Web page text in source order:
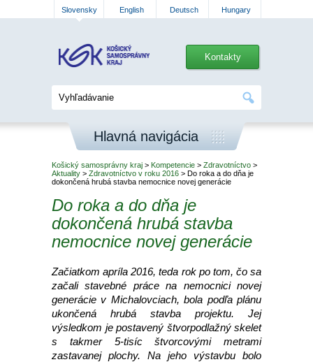
Slovensky English Deutsch Hungary
Kontakty
Hlavná navigácia
Košický samosprávny kraj > Kompetencie > Zdravotníctvo >
Aktuality > Zdravotníctvo v roku 2016 > Do roka a do dňa je
dokončená hrubá stavba nemocnice novej generácie
Do roka a do dňa je
dokončená hrubá stavba
nemocnice novej generácie
Začiatkom apríla 2016, teda rok po tom, čo sa
začali stavebné práce na nemocnici novej
generácie v Michalovciach, bola podľa plánu
ukončená hrubá stavba projektu. Jej
výsledkom je postavený štvorpodlažný skelet
s takmer 5-tisíc štvorcovými metrami
zastavanej plochy. Na jeho výstavbu bolo